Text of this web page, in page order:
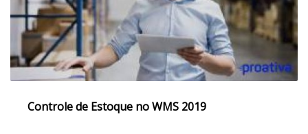
Controle de Estoque no WMS 2019